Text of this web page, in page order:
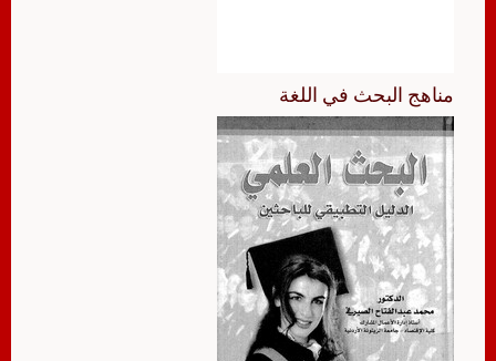
مناهج البحث في اللغة